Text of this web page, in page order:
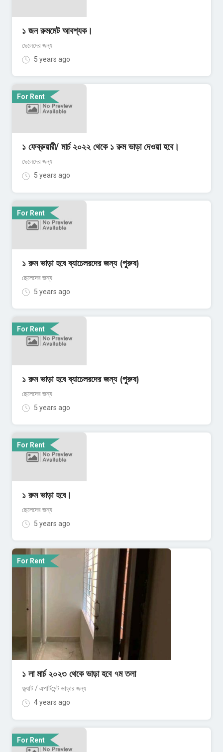
১ জন রুমমেট আবশ্যক।
ছেলেদের জন্য
5 years ago
For Rent
১ ফেব্রুয়ারী/ মার্চ ২০২২ থেকে ১ রুম ভাড়া দেওয়া হবে।
ছেলেদের জন্য
5 years ago
For Rent
১ রুম ভাড়া হবে ব্যাচেলরদের জন্য (পুরুষ)
ছেলেদের জন্য
5 years ago
For Rent
১ রুম ভাড়া হবে ব্যাচেলরদের জন্য (পুরুষ)
ছেলেদের জন্য
5 years ago
For Rent
১ রুম ভাড়া হবে।
ছেলেদের জন্য
5 years ago
For Rent
১ লা মার্চ ২০২৩ থেকে ভাড়া হবে ৭ম তলা
ফ্ল্যাট / এপার্টমেন্ট ভাড়ার জন্য
4 years ago
For Rent